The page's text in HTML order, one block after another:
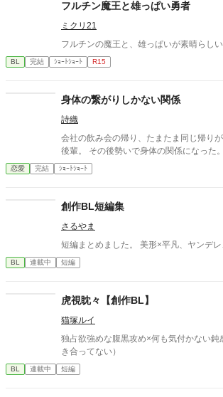
フルチン魔王と雄っぱい勇者
ミクリ21
フルチンの魔王と、雄っぱいが素晴らしい
BL 完結 ｼｮｰﾄｼｮｰﾄ R15
身体の繋がりしかない関係
詩織
会社の飲み会の帰り、たまたま同じ帰り
後輩。 その後勢いで身体の関係になった。
恋愛 完結 ｼｮｰﾄｼｮｰﾄ
創作BL短編集
さるやま
短編まとめました。 美形×平凡
BL 連載中 短編
虎視眈々【創作BL】
猫塚ルイ
独占欲強めな腹黒攻め×何も気付かない
き合ってない）
BL 連載中 短編